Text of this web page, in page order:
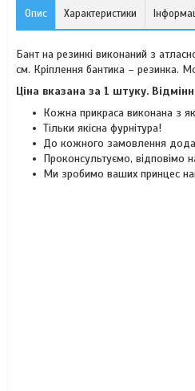
Опис Характеристики
Бант на резинкі виконаний з
см. Кріплення бантика – резинка.
Ціна вказана за 1 штуку.
Кожна прикраса виконана з
Тільки якісна фурнітура!
До кожного замовлення
Проконсультуємо, відповімо
Ми зробимо ваших принцес